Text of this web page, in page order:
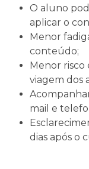
O aluno
aplicar o
Menor
conteúdo;
Menor risco
viagem dos
mail e
dias após o